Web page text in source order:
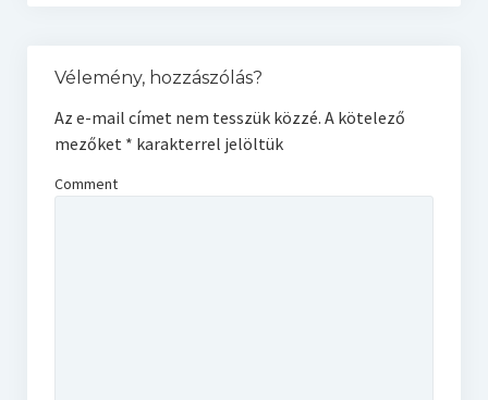
Vélemény, hozzászólás?
Az e-mail címet nem tesszük közzé. A kötelező
mezőket * karakterrel jelöltük
Comment